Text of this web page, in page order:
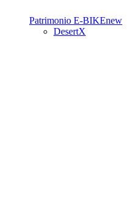
Patrimonio E-BIKEnew
DesertX